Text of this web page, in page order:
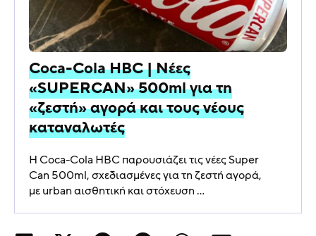
Coca-Cola HBC | Νέες
«SUPERCAN» 500ml για τη
«ζεστή» αγορά και τους νέους
καταναλωτές
Η Coca-Cola HBC παρουσιάζει τις νέες Super
Can 500ml, σχεδιασμένες για τη ζεστή αγορά,
με urban αισθητική και στόχευση ...